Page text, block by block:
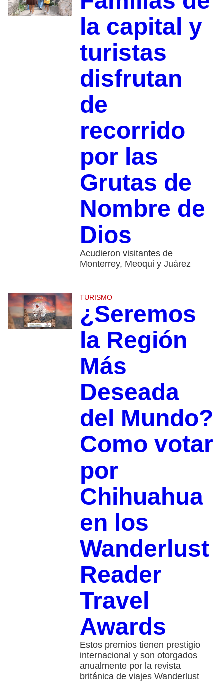
la capital y
turistas
disfrutan
de
recorrido
por las
Grutas de
Nombre de
Dios
Acudieron visitantes de
Monterrey, Meoqui y Juárez
TURISMO
¿Seremos
la Región
Más
Deseada
del Mundo?
Como votar
por
Chihuahua
en los
Wanderlust
Reader
Travel
Awards
Estos premios tienen prestigio
internacional y son otorgados
anualmente por la revista
británica de viajes Wanderlust